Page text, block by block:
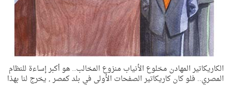
الكاريكاتير المهادن مخلوع الأنياب منزوع المخالب.. هو أكبر إساءة للنظام
المصري.. فلو كان كاريكاتير الصفحات الأولى في بلد كمصر , يخرج لنا بهذا